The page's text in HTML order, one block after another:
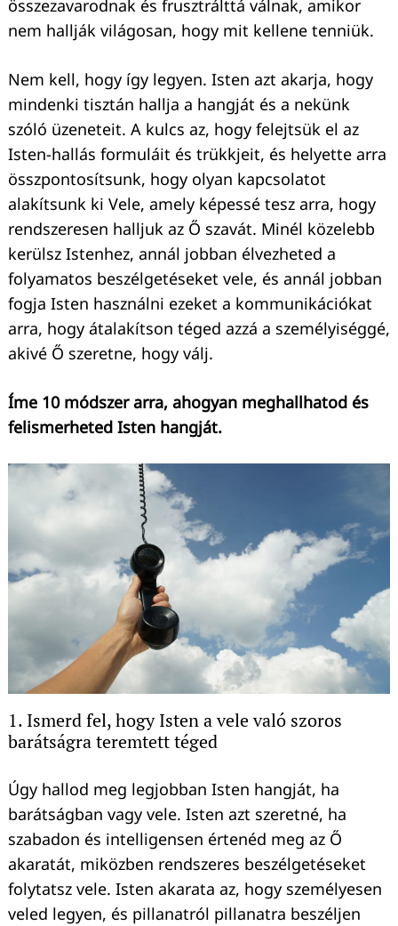
összezavarodnak és frusztrálttá válnak, amikor
nem hallják világosan, hogy mit kellene tenniük.
Nem kell, hogy így legyen. Isten azt akarja, hogy
mindenki tisztán hallja a hangját és a nekünk
szóló üzeneteit. A kulcs az, hogy felejtsük el az
Isten-hallás formuláit és trükkjeit, és helyette arra
összpontosítsunk, hogy olyan kapcsolatot
alakítsunk ki Vele, amely képessé tesz arra, hogy
rendszeresen halljuk az Ő szavát. Minél közelebb
kerülsz Istenhez, annál jobban élvezheted a
folyamatos beszélgetéseket vele, és annál jobban
fogja Isten használni ezeket a kommunikációkat
arra, hogy átalakítson téged azzá a személyiséggé,
akivé Ő szeretne, hogy válj.
Íme 10 módszer arra, ahogyan meghallhatod és
felismerheted Isten hangját.
1. Ismerd fel, hogy Isten a vele való szoros
barátságra teremtett téged
Úgy hallod meg legjobban Isten hangját, ha
barátságban vagy vele. Isten azt szeretné, ha
szabadon és intelligensen értenéd meg az Ő
akaratát, miközben rendszeres beszélgetéseket
folytatsz vele. Isten akarata az, hogy személyesen
veled legyen, és pillanatról pillanatra beszéljen